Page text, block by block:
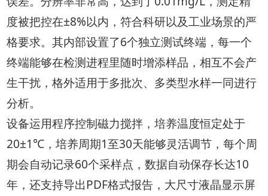
度被把控在±8%以内，符合科研以及工业场景的严
格要求。其内部设置了6个独立测试终端，每一个
终端能够在检测进程里随时增添样品，相互不会产
生干扰，格外适用于多批次、多类型水样一同进行
分析。
设备运用程序控制磁力搅拌，培养温度恒定处于
20±1℃，培养周期1至30天能够灵活调节，每个周
期会自动记录60个采样点，数据自动保存长达10
年，还支持导出PDF格式报告，大尺寸液晶显示屏